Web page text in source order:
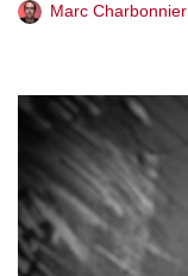
Marc Charbonnier